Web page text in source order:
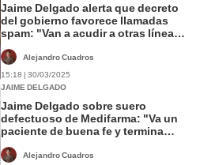
Jaime Delgado alerta que decreto
del gobierno favorece llamadas
spam: "Van a acudir a otras líneas
Alejandro Cuadros
15:18 | 30/03/2025
JAIME DELGADO
Jaime Delgado sobre suero
defectuoso de Medifarma: "Va un
paciente de buena fe y termina
Alejandro Cuadros